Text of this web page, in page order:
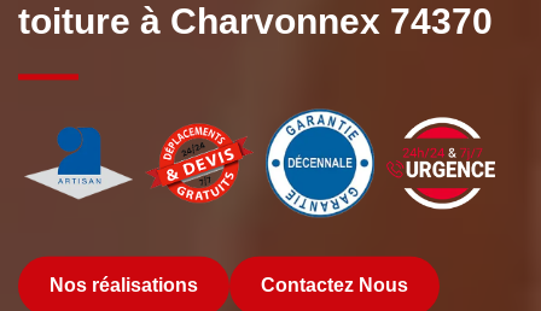
toiture à Charvonnex 74370
Nos réalisations Contactez Nous